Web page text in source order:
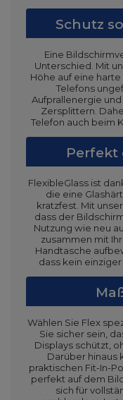
Schutz
Eine
Unterschied. Mit
Höhe auf eine
Telefons
Aufprallenergie
Zersplittern.
Telefon auch beim
Perfekt
FlexibleGlass ist
die eine
kratzfest. Mit
dass der
Nutzung wie neu
zusammen mit
Handtasche
dass kein
Wählen Sie Flex
Sie sicher sein,
Displays schützt,
Darüber hinaus
praktischen Fit-In-
perfekt auf dem
sich für